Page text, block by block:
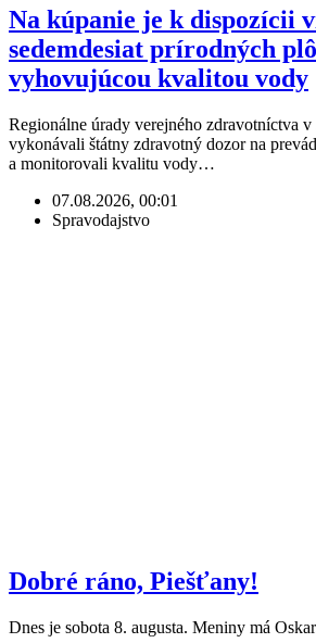
Na kúpanie je k dispozícii
sedemdesiat prírodných
vyhovujúcou kvalitou vody
Regionálne úrady verejného zdravotníctva
vykonávali štátny zdravotný dozor na
a monitorovali kvalitu vody…
07.08.2026, 00:01
Spravodajstvo
Dobré ráno, Piešťany!
Dnes je sobota 8. augusta. Meniny má